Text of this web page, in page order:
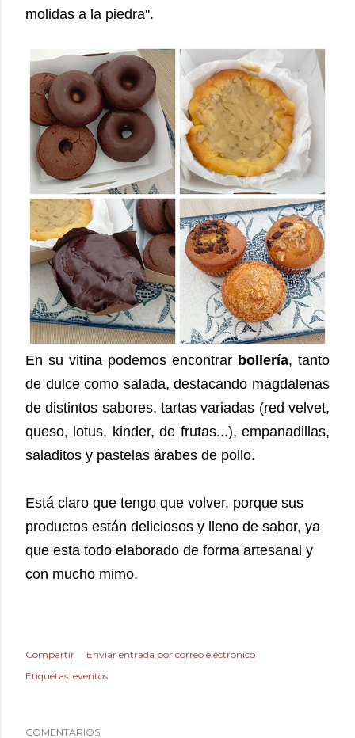
molidas a la piedra".
En su vitina podemos encontrar bollería, tanto
de dulce como salada, destacando magdalenas
de distintos sabores, tartas variadas (red velvet,
queso, lotus, kinder, de frutas...), empanadillas,
saladitos y pastelas árabes de pollo.
Está claro que tengo que volver, porque sus
productos están deliciosos y lleno de sabor, ya
que esta todo elaborado de forma artesanal y
con mucho mimo.
Compartir
Enviar entrada por correo electrónico
Etiquetas: eventos
COMENTARIOS